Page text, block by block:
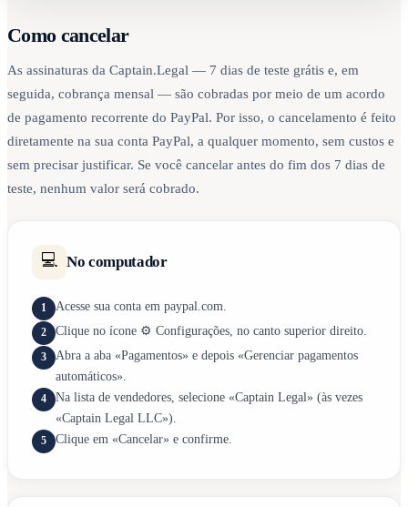
Como cancelar
As assinaturas da Captain.Legal — 7 dias de teste grátis e, em
seguida, cobrança mensal — são cobradas por meio de um acordo
de pagamento recorrente do PayPal. Por isso, o cancelamento é feito
diretamente na sua conta PayPal, a qualquer momento, sem custos e
sem precisar justificar. Se você cancelar antes do fim dos 7 dias de
teste, nenhum valor será cobrado.
💻 No computador
1 Acesse sua conta em paypal.com.
2 Clique no ícone ⚙️ Configurações, no canto superior direito.
3
Abra a aba «Pagamentos» e depois «Gerenciar pagamentos
automáticos».
4
Na lista de vendedores, selecione «Captain Legal» (às vezes
«Captain Legal LLC»).
5 Clique em «Cancelar» e confirme.